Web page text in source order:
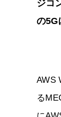
ジコ
の5G
AWS
る